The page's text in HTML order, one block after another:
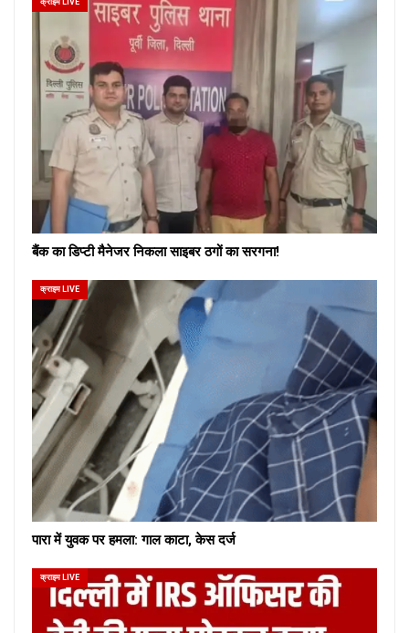
बैंक का डिप्टी मैनेजर निकला साइबर ठगों का सरगना!
क्राइम LIVE
पारा में युवक पर हमला: गाल काटा, केस दर्ज
क्राइम LIVE